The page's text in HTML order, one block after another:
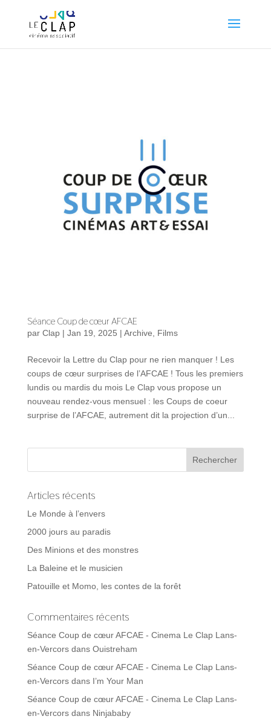
Séance Coup de cœur AFCAE
par Clap| Jan 19, 2025 | Archive, Films
Recevoir la Lettre du Clap pour ne rien manquer ! Les
coups de cœur surprises de l’AFCAE ! Tous les premiers
lundis ou mardis du mois Le Clap vous propose un
nouveau rendez-vous mensuel : les Coups de coeur
surprise de l’AFCAE, autrement dit la projection d’un...
Articles récents
Le Monde à l’envers
2000 jours au paradis
Des Minions et des monstres
La Baleine et le musicien
Patouille et Momo, les contes de la forêt
Commentaires récents
Séance Coup de cœur AFCAE - Cinema Le Clap Lans-
en-Vercorsdans Ouistreham
Séance Coup de cœur AFCAE - Cinema Le Clap Lans-
en-Vercorsdans I’m Your Man
Séance Coup de cœur AFCAE - Cinema Le Clap Lans-
en-Vercorsdans Ninjababy